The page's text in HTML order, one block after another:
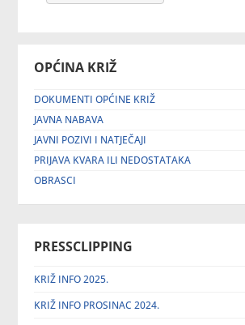
OPĆINA KRIŽ
DOKUMENTI OPĆINE KRIŽ
JAVNA NABAVA
JAVNI POZIVI I NATJEČAJI
PRIJAVA KVARA ILI NEDOSTATAKA
OBRASCI
PRESSCLIPPING
KRIŽ INFO 2025.
KRIŽ INFO PROSINAC 2024.